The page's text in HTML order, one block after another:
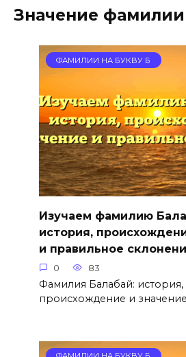
Значение фамилии
ФАМИЛИИ НА БУКВУ Б
Изучаем фамилию
история,
и правильное
0 83
Фамилия Балабай: история,
происхождение и значение